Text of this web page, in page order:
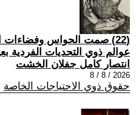
(22) صمت الحواس وفضاءات
عوالم ذوي التحديات الفردية
انتصار كامل جفلان الخشت
2026 / 8 / 8
حقوق ذوي الاحتياجات الخاصة